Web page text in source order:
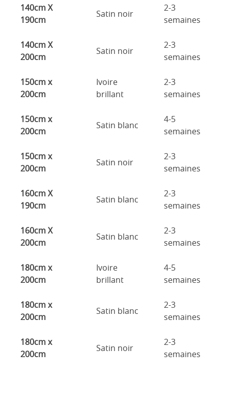
140cm X
190cm
Satin noir
2-3
semaines
140cm X
200cm
Satin noir
2-3
semaines
150cm x
200cm
Ivoire
brillant
2-3
semaines
150cm x
200cm
Satin blanc
4-5
semaines
150cm x
200cm
Satin noir
2-3
semaines
160cm X
190cm
Satin blanc
2-3
semaines
160cm X
200cm
Satin blanc
2-3
semaines
180cm x
200cm
Ivoire
brillant
4-5
semaines
180cm x
200cm
Satin blanc
2-3
semaines
180cm x
200cm
Satin noir
2-3
semaines